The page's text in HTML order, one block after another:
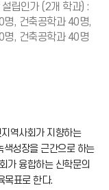
립인가 (2개 학과) :
명, 건축공학과 40명,
명, 건축공학과 40명
역사회가 지향하는
색성장을 근간으로 하는
가 융합하는 신학문의
목표로 한다.